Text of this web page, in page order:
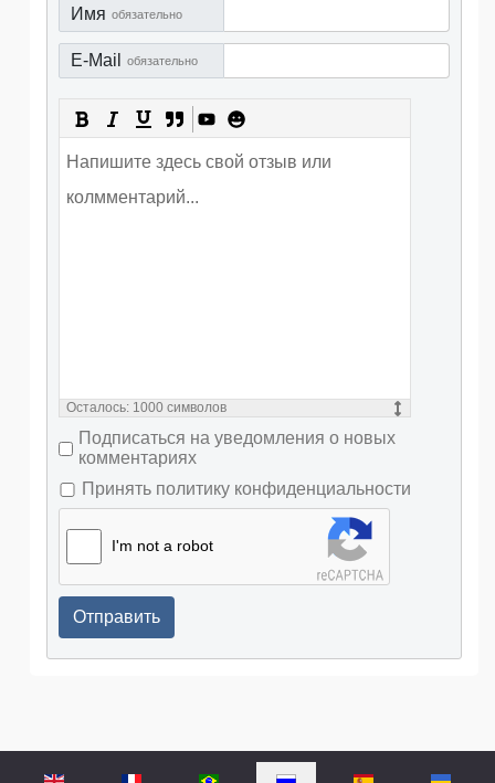
Имя обязательно
E-Mail обязательно
Осталось: 1000 символов
Подписаться на уведомления о новых
комментариях
Принять политику конфиденциальности
I'm not a robot
Отправить
Выберите язык